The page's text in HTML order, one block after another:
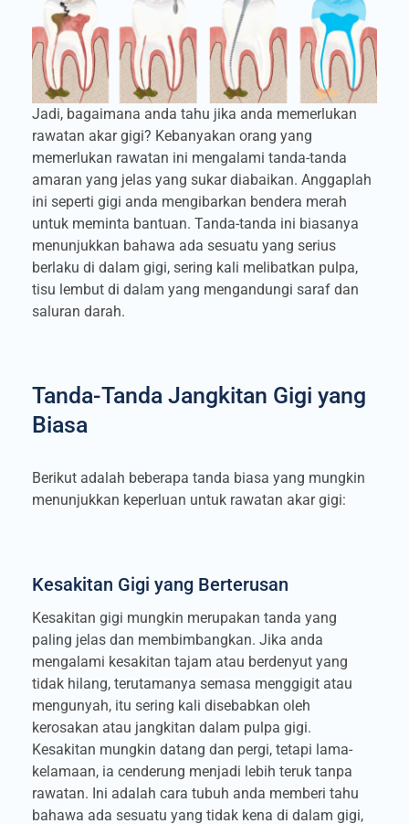
Jadi, bagaimana anda tahu jika anda memerlukan
rawatan akar gigi? Kebanyakan orang yang
memerlukan rawatan ini mengalami tanda-tanda
amaran yang jelas yang sukar diabaikan. Anggaplah
ini seperti gigi anda mengibarkan bendera merah
untuk meminta bantuan. Tanda-tanda ini biasanya
menunjukkan bahawa ada sesuatu yang serius
berlaku di dalam gigi, sering kali melibatkan pulpa,
tisu lembut di dalam yang mengandungi saraf dan
saluran darah.
Tanda-Tanda Jangkitan Gigi yang
Biasa
Berikut adalah beberapa tanda biasa yang mungkin
menunjukkan keperluan untuk rawatan akar gigi:
Kesakitan Gigi yang Berterusan
Kesakitan gigi mungkin merupakan tanda yang
paling jelas dan membimbangkan. Jika anda
mengalami kesakitan tajam atau berdenyut yang
tidak hilang, terutamanya semasa menggigit atau
mengunyah, itu sering kali disebabkan oleh
kerosakan atau jangkitan dalam pulpa gigi.
Kesakitan mungkin datang dan pergi, tetapi lama-
kelamaan, ia cenderung menjadi lebih teruk tanpa
rawatan. Ini adalah cara tubuh anda memberi tahu
bahawa ada sesuatu yang tidak kena di dalam gigi,